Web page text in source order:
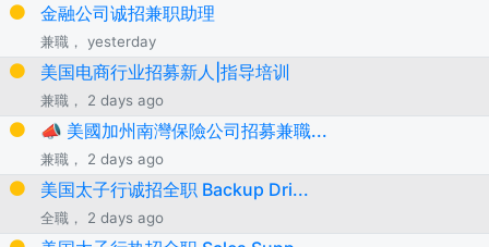
金融公司诚招兼职助理
兼職， yesterday
美国电商行业招募新人|指导培训
兼職， 2 days ago
📣 美國加州南灣保險公司招募兼職...
兼職， 2 days ago
美国太子行诚招全职 Backup Dri...
全職， 2 days ago